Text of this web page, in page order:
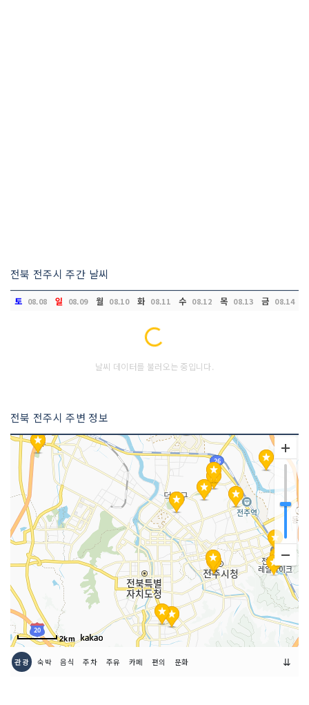
전북 전주시 주간 날씨
토 08.08 일 08.09 월 08.10 화 08.11 수 08.12 목 08.13 금 08.14
Loading...
날씨 데이터를 불러오는 중입니다.
전북 전주시 주변 정보
2km
관광 숙박 음식 주차 주유 카페 편의 문화 ⇊